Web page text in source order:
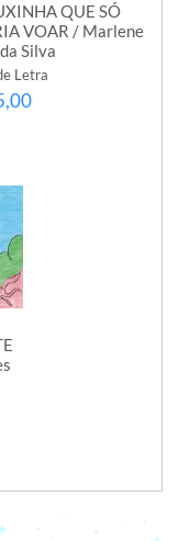
QUE SÓ
VOAR / Marlene
Silva
Letra